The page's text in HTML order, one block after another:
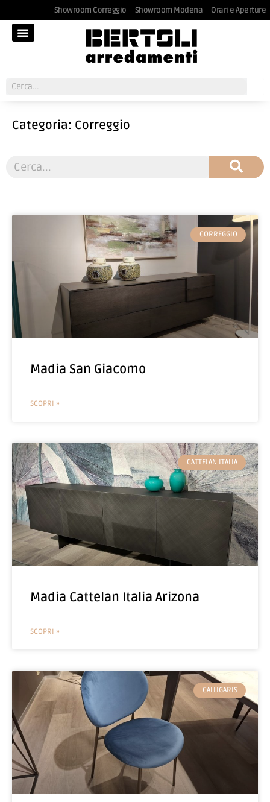
Showroom Correggio Showroom Modena Orari e Aperture
Categoria: Correggio
CORREGGIO
Madia San Giacomo
SCOPRI »
CATTELAN ITALIA
Madia Cattelan Italia Arizona
SCOPRI »
CALLIGARIS